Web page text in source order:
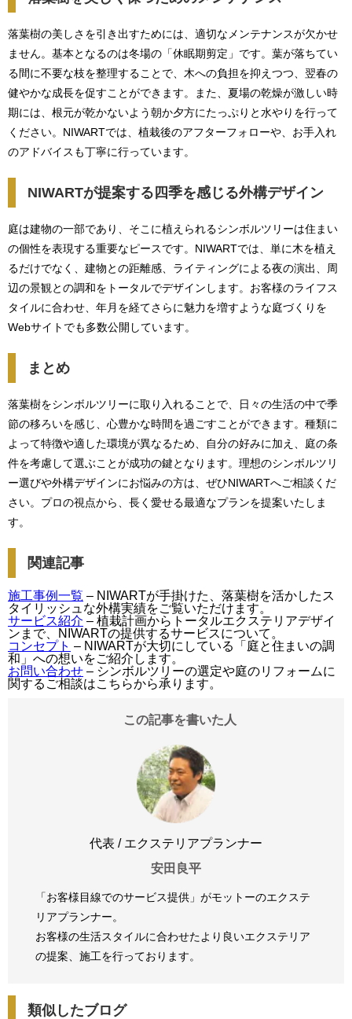
落葉樹の美しさを引き出すためには、適切なメンテナンスが欠かせ
ません。基本となるのは冬場の「休眠期剪定」です。葉が落ちてい
る間に不要な枝を整理することで、木への負担を抑えつつ、翌春の
健やかな成長を促すことができます。また、夏場の乾燥が激しい時
期には、根元が乾かないよう朝か夕方にたっぷりと水やりを行って
ください。NIWARTでは、植栽後のアフターフォローや、お手入れ
のアドバイスも丁寧に行っています。
NIWARTが提案する四季を感じる外構デザイン
庭は建物の一部であり、そこに植えられるシンボルツリーは住まい
の個性を表現する重要なピースです。NIWARTでは、単に木を植え
るだけでなく、建物との距離感、ライティングによる夜の演出、周
辺の景観との調和をトータルでデザインします。お客様のライフス
タイルに合わせ、年月を経てさらに魅力を増すような庭づくりを
Webサイトでも多数公開しています。
まとめ
落葉樹をシンボルツリーに取り入れることで、日々の生活の中で季
節の移ろいを感じ、心豊かな時間を過ごすことができます。種類に
よって特徴や適した環境が異なるため、自分の好みに加え、庭の条
件を考慮して選ぶことが成功の鍵となります。理想のシンボルツリ
ー選びや外構デザインにお悩みの方は、ぜひNIWARTへご相談くだ
さい。プロの視点から、長く愛せる最適なプランを提案いたしま
す。
関連記事
施工事例一覧 – NIWARTが手掛けた、落葉樹を活かしたス
タイリッシュな外構実績をご覧いただけます。
サービス紹介 – 植栽計画からトータルエクステリアデザイ
ンまで、NIWARTの提供するサービスについて。
コンセプト – NIWARTが大切にしている「庭と住まいの調
和」への想いをご紹介します。
お問い合わせ – シンボルツリーの選定や庭のリフォームに
関するご相談はこちらから承ります。
この記事を書いた人
代表 / エクステリアプランナー
安田良平
「お客様目線でのサービス提供」がモットーのエクステ
リアプランナー。
お客様の生活スタイルに合わせたより良いエクステリア
の提案、 施工を行っております。
類似したブログ